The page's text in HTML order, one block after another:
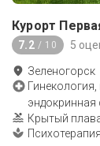
Курорт
7.2 / 10 5
Зеленогорск
эндокринная
Крытый